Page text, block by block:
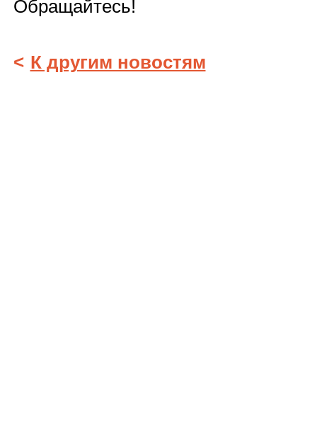
Обращайтесь!
< К другим новостям